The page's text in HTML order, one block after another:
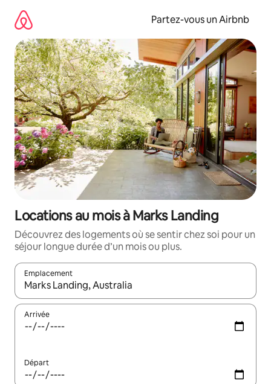
directement
contenu
Partez-vous un Airbnb
Locations au mois à Marks Landing
Découvrez des logements où se sentir chez soi pour un
séjour longue durée d’un mois ou plus.
Emplacement
Quand les résultats sont affichés, parcourez-les en utilisant
Arrivée
Départ